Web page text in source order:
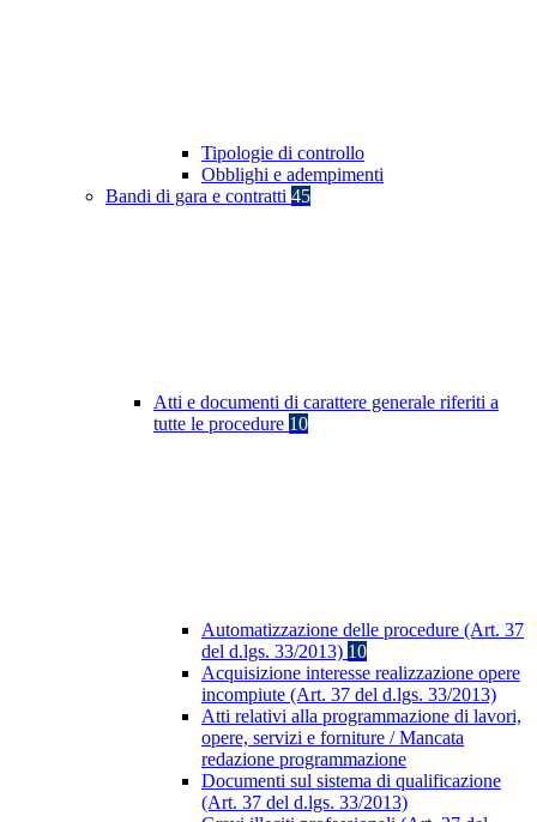
Tipologie di controllo
Obblighi e adempimenti
Bandi di gara e contratti 45
Atti e documenti di carattere generale riferiti a
tutte le procedure 10
Automatizzazione delle procedure (Art. 37
del d.lgs. 33/2013) 10
Acquisizione interesse realizzazione opere
incompiute (Art. 37 del d.lgs. 33/2013)
Atti relativi alla programmazione di lavori,
opere, servizi e forniture / Mancata
redazione programmazione
Documenti sul sistema di qualificazione
(Art. 37 del d.lgs. 33/2013)